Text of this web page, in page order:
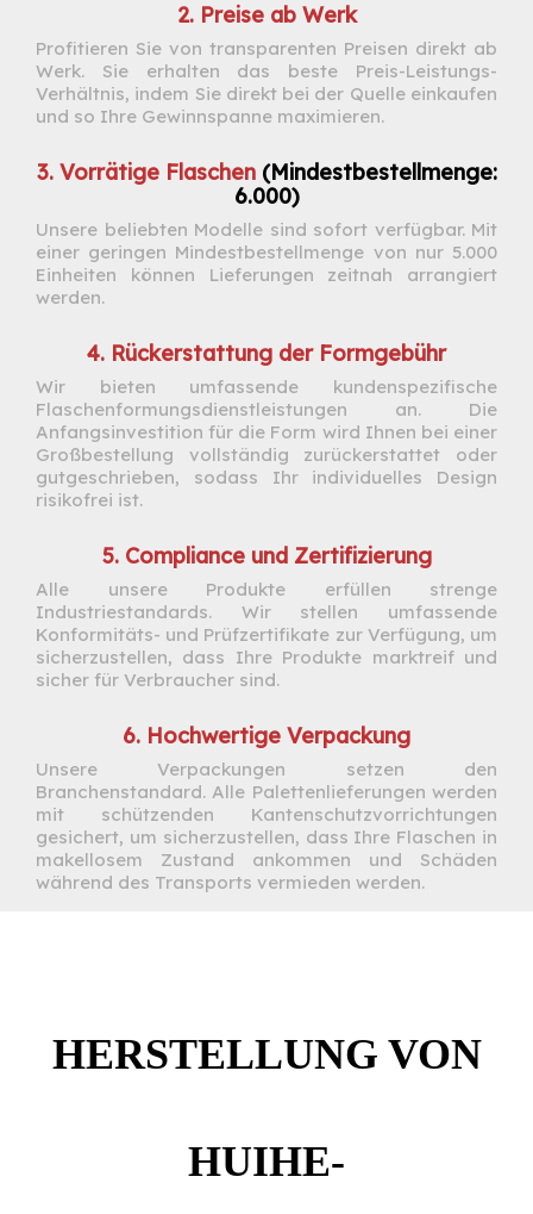
2. Preise ab Werk
Profitieren Sie von transparenten Preisen direkt ab
Werk. Sie erhalten das beste Preis-Leistungs-
Verhältnis, indem Sie direkt bei der Quelle einkaufen
und so Ihre Gewinnspanne maximieren.
3. Vorrätige Flaschen (Mindestbestellmenge:
6.000)
Unsere beliebten Modelle sind sofort verfügbar. Mit
einer geringen Mindestbestellmenge von nur 5.000
Einheiten können Lieferungen zeitnah arrangiert
werden.
4. Rückerstattung der Formgebühr
Wir bieten umfassende kundenspezifische
Flaschenformungsdienstleistungen an. Die
Anfangsinvestition für die Form wird Ihnen bei einer
Großbestellung vollständig zurückerstattet oder
gutgeschrieben, sodass Ihr individuelles Design
risikofrei ist.
5. Compliance und Zertifizierung
Alle unsere Produkte erfüllen strenge
Industriestandards. Wir stellen umfassende
Konformitäts- und Prüfzertifikate zur Verfügung, um
sicherzustellen, dass Ihre Produkte marktreif und
sicher für Verbraucher sind.
6. Hochwertige Verpackung
Unsere Verpackungen setzen den
Branchenstandard. Alle Palettenlieferungen werden
mit schützenden Kantenschutzvorrichtungen
gesichert, um sicherzustellen, dass Ihre Flaschen in
makellosem Zustand ankommen und Schäden
während des Transports vermieden werden.
HERSTELLUNG VON
HUIHE-